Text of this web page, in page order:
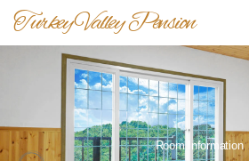
Turkey Valley Pension
Room Information